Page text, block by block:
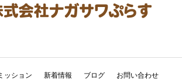
ッション 新着情報 ブログ お問い合わせ